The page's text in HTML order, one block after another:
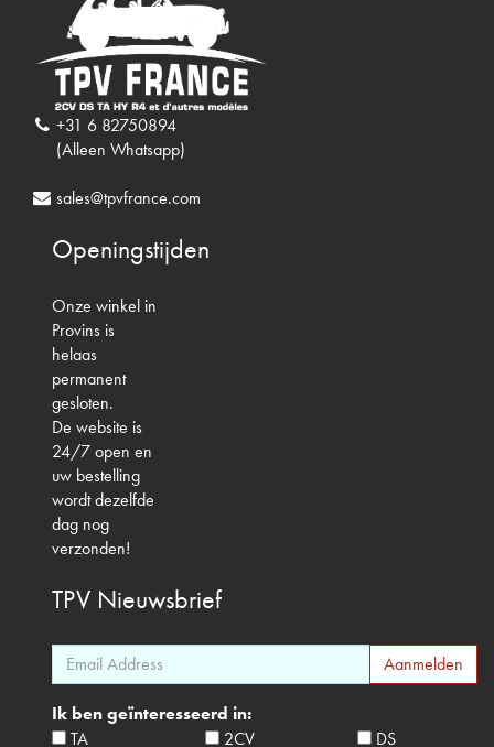
+31 6 82750894
(Alleen Whatsapp)
sales@tpvfrance.com
Openingstijden
Onze winkel in
Provins is
helaas
permanent
gesloten.
De website is
24/7 open en
uw bestelling
wordt dezelfde
dag nog
verzonden!
TPV Nieuwsbrief
Ik ben geïnteresseerd in:
TA
2CV DS